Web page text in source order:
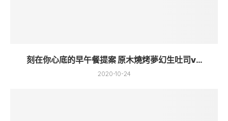
刻在你心底的早午餐提案 原木燒烤夢幻生吐司v...
2020-10-24